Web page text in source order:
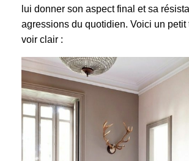
lui donner son aspect final et sa
agressions du quotidien. Voici un petit
voir clair :